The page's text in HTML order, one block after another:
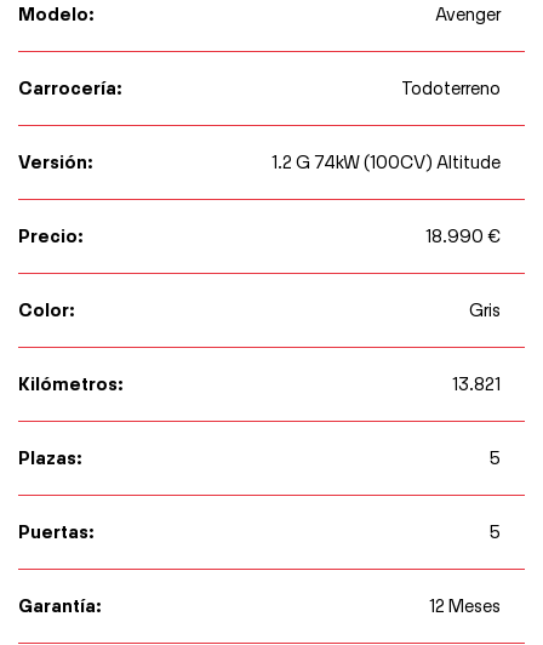
Modelo: Avenger
Carrocería: Todoterreno
Versión: 1.2 G 74kW (100CV) Altitude
Precio: 18.990 €
Color: Gris
Kilómetros: 13.821
Plazas: 5
Puertas: 5
Garantía: 12 Meses